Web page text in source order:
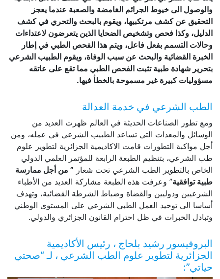
والوصول الى خيوط الجرائم الغامضة والصعبة عندما يعجز
التحقيق عن كشف مرتكبيها، ويقوم بالبحث والتحري في كشف
الدليل، وكذا فحص وتشخيص الضحايا الذين يتعرضون لاعتداءات
وحالات التسمم بفعل فاعل، ويتم هذا الفحص الطبي في إطار
الخبرة القضائية والبحث عن سبب الوفاة، ويقوم الطبيب الشرعي
بتحرير شهادة طبية تثبت الفحص الطبي مما تقع على عاتقه
مسؤوليات كبيرة غير مسموحة بالخطأ فيها.
الطب الشرعي في خدمة العدالة
ومع تطور الصناعات الحديثة في العالم ظهرت العديد من
الوسائل والمعدات التي تساعد الطبيب الشرعي في عمله، ومن
أجل مواكبة التطورات قامت الاكاديمية الجزائرية لتطوير علوم
طب الشرعي، بتنظيم الطبعة الرابعة للمؤتمر العلمي الدولي
الخاص بالتطوير الطب الشرعي تحت شعار ” من أجل ممارسة
طبية توافقية” وعرفت هذه الطبعة مشاركة العديد من الأطباء
الشرعيين ودوليين والقضاة وضباط الشرطة القضائية، وتهدف
أساسا الى توحيد العمل الطبي الشرعي على المستوى الوطني
وتبادل الخبرات في ظل احترام القانون الجزائري والدولي.
البروفيسور رشيد بلحاج ، رئيس الأكاديمية
الجزائرية لتطوير علوم الطب الشرعي ، لـ “صحتي
حياتي”: